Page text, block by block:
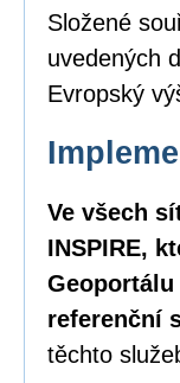
Složené
uvedených
Evropský
Ve všech
INSPIRE,
referenční
těchto